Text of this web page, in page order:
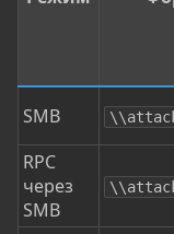
SMB
RPC
через
SMB